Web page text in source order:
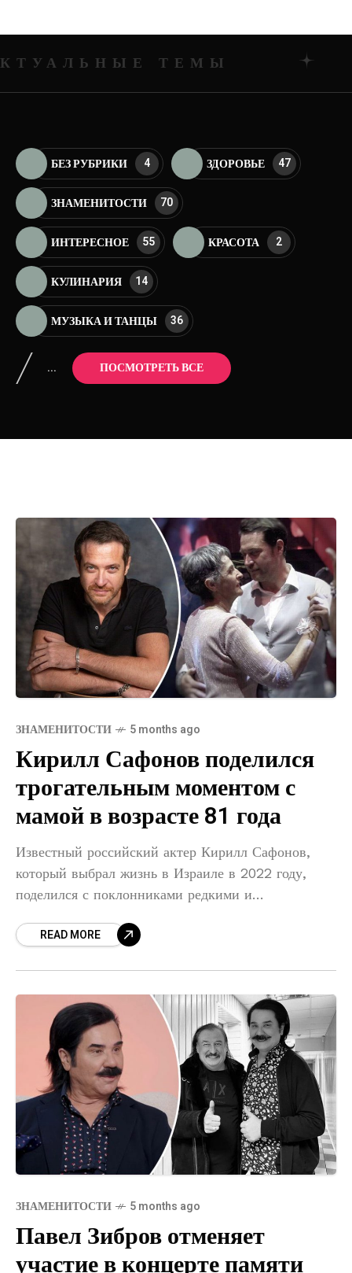
БЕЗ РУБРИКИ 4 ЗДОРОВЬЕ 47
ЗНАМЕНИТОСТИ 70
ИНТЕРЕСНОЕ 55 КРАСОТА 2
КУЛИНАРИЯ 14
МУЗЫКА И ТАНЦЫ 36
... ПОСМОТРЕТЬ ВСЕ
ЗНАМЕНИТОСТИ 5 months ago
Кирилл Сафонов поделился
трогательным моментом с
мамой в возрасте 81 года
Известный российский актер Кирилл Сафонов,
который выбрал жизнь в Израиле в 2022 году,
поделился с поклонниками редкими и
человека. Его мама, Галина Семеновна, уже за
READ MORE
ЗНАМЕНИТОСТИ 5 months ago
Павел Зибров отменяет
участие в концерте памяти